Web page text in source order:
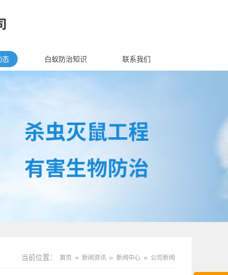
态 白蚁防治知识 联系我们
当前位置： 首页 » 新闻资讯 » 新闻中心 » 公司新闻